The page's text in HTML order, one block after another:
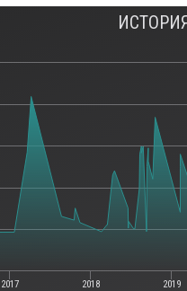
ИСТОРИЯ
2017 2018 2019